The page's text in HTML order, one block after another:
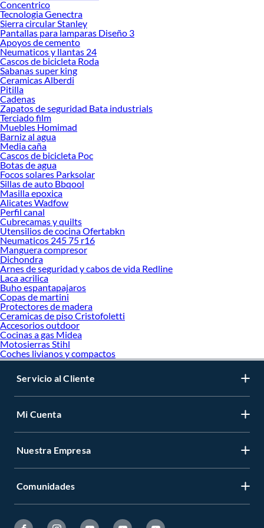
Cocina y Baño!
Explora la variedad de productos de Cocina y Baño en Sodimac
Herramientas, materiales y accesorios de calidad para tus proyectos y
renovación de espacios. ¡Visítanos y descubre todo lo que tenemos para
ofrecerte!
Encuentra una amplia variedad de productos de Cocina y Baño en Sodimac.
Encuentra todo lo necesario para tus proyectos de renovación y decoración.
¡Visítanos y haz tus ideas realidad!
Concentrico
Tecnologia Genectra
Sierra circular Stanley
Pantallas para lamparas Diseño 3
Apoyos de cemento
Neumaticos y llantas 24
Cascos de bicicleta Roda
Sabanas super king
Ceramicas Alberdi
Pitilla
Cadenas
Zapatos de seguridad Bata industrials
Terciado film
Muebles Homimad
Barniz al agua
Media caña
Cascos de bicicleta Poc
Botas de agua
Focos solares Parksolar
Sillas de auto Bbqool
Masilla epoxica
Alicates Wadfow
Perfil canal
Cubrecamas y quilts
Utensilios de cocina Ofertabkn
Neumaticos 245 75 r16
Manguera compresor
Dichondra
Arnes de seguridad y cabos de vida Redline
Laca acrilica
Buho espantapajaros
Copas de martini
Protectores de madera
Ceramicas de piso Cristofoletti
Accesorios outdoor
Cocinas a gas Midea
Motosierras Stihl
Coches livianos y compactos
Servicio al Cliente
Mi Cuenta
Nuestra Empresa
Comunidades